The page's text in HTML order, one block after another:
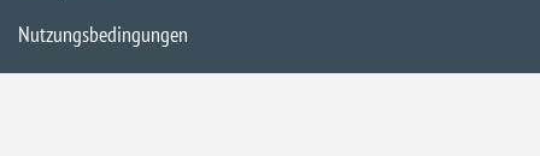
Nutzungsbedingungen